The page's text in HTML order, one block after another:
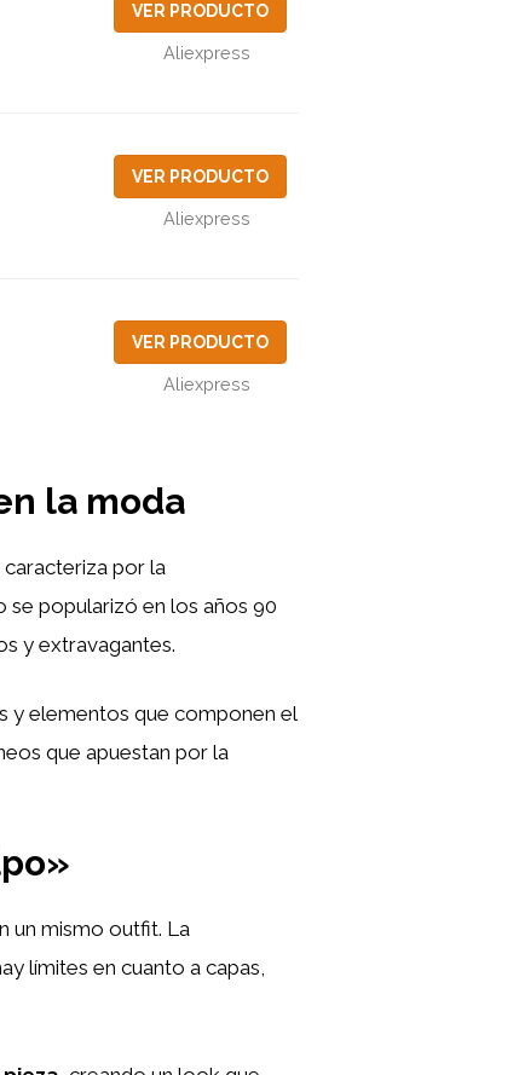
VER PRODUCTO
Aliexpress
VER PRODUCTO
Aliexpress
VER PRODUCTO
Aliexpress
la moda
por la
se popularizó en los años 90
y extravagantes.
y elementos que componen el
que apuestan por la
un mismo outfit. La
límites en cuanto a capas,